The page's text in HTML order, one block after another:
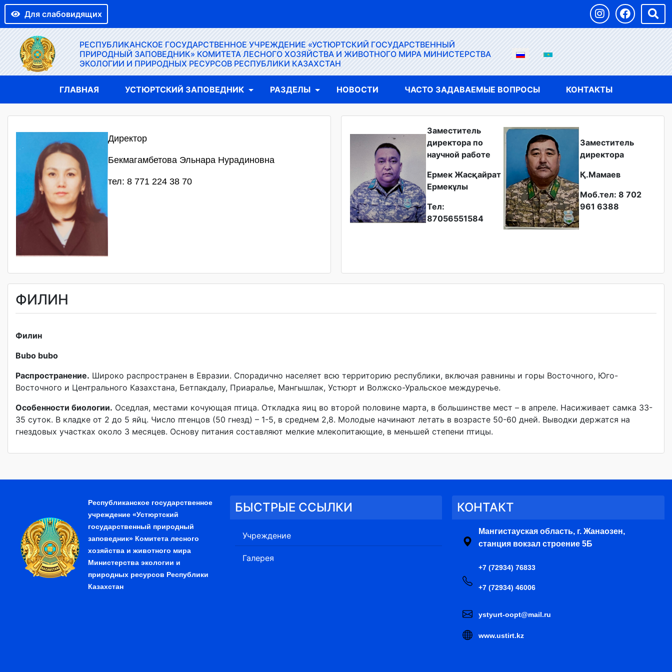
Для слабовидящих
РЕСПУБЛИКАНСКОЕ ГОСУДАРСТВЕННОЕ УЧРЕЖДЕНИЕ «УСТЮРТСКИЙ ГОСУДАРСТВЕННЫЙ
ПРИРОДНЫЙ ЗАПОВЕДНИК» КОМИТЕТА ЛЕСНОГО ХОЗЯЙСТВА И ЖИВОТНОГО МИРА МИНИСТЕРСТВА
ЭКОЛОГИИ И ПРИРОДНЫХ РЕСУРСОВ РЕСПУБЛИКИ КАЗАХСТАН
ГЛАВНАЯ УСТЮРТСКИЙ ЗАПОВЕДНИК РАЗДЕЛЫ НОВОСТИ ЧАСТО ЗАДАВАЕМЫЕ ВОПРОСЫ КОНТАКТЫ
Директор
Бекмагамбетова Эльнара Нурадиновна
тел: 8 771 224 38 70
Заместитель
директора по
научной работе
Ермек Жасқайрат
Ермекұлы
Тел:
87056551584
Заместитель
директора
Қ.Мамаев
Моб.тел: 8 702
961 6388
ФИЛИН
Филин
Bubo bubo
Распространение. Широко распространен в Евразии. Спорадично населяет всю территорию республики, включая равнины и горы Восточного, Юго-
Восточного и Центрального Казахстана, Бетпакдалу, Приаралье, Мангышлак, Устюрт и Волжско-Уральское междуречье.
Особенности биологии. Оседлая, местами кочующая птица. Откладка яиц во второй половине марта, в большинстве мест – в апреле. Насиживает самка 33-
35 суток. В кладке от 2 до 5 яйц. Число птенцов (50 гнезд) – 1-5, в среднем 2,8. Молодые начинают летать в возрасте 50-60 дней. Выводки держатся на
гнездовых участках около 3 месяцев. Основу питания составляют мелкие млекопитающие, в меньшей степени птицы.
Республиканское государственное
учреждение «Устюртский
государственный природный
заповедник» Комитета лесного
хозяйства и животного мира
Министерства экологии и
природных ресурсов Республики
Казахстан
БЫСТРЫЕ ССЫЛКИ
Учреждение
Галерея
КОНТАКТ
Мангистауская область, г. Жанаозен,
станция вокзал строение 5Б
+7 (72934) 76833
+7 (72934) 46006
ystyurt-oopt@mail.ru
www.ustirt.kz